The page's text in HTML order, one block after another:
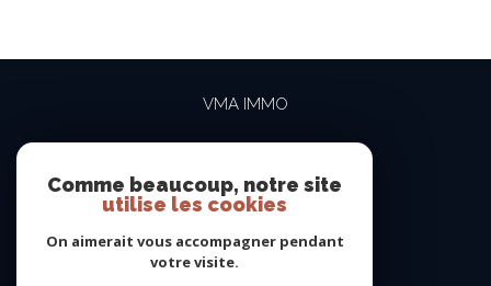
VMA IMMO
contact@vma-immo.com
19 rue des Rosiéristes
Comme beaucoup, notre site
utilise les cookies
On aimerait vous accompagner pendant
votre visite.